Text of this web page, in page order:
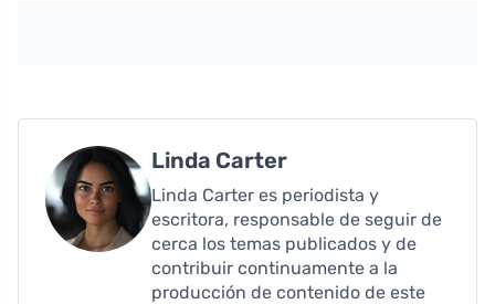
Linda Carter
Linda Carter es periodista y
escritora, responsable de seguir de
cerca los temas publicados y de
contribuir continuamente a la
producción de contenido de este